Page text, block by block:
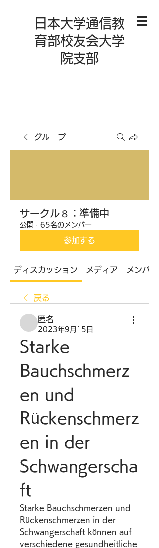
日本大学通信教
育部校友会大学
院支部
グループ
サークル８：準備中
公開 · 65名のメンバー
参加する
ディスカッション メディア メンバー
戻る
匿名
2023年9月15日
Starke
Bauchschmerz
en und
Rückenschmerz
en in der
Schwangerscha
ft
Starke Bauchschmerzen und
Rückenschmerzen in der
Schwangerschaft können auf
verschiedene gesundheitliche